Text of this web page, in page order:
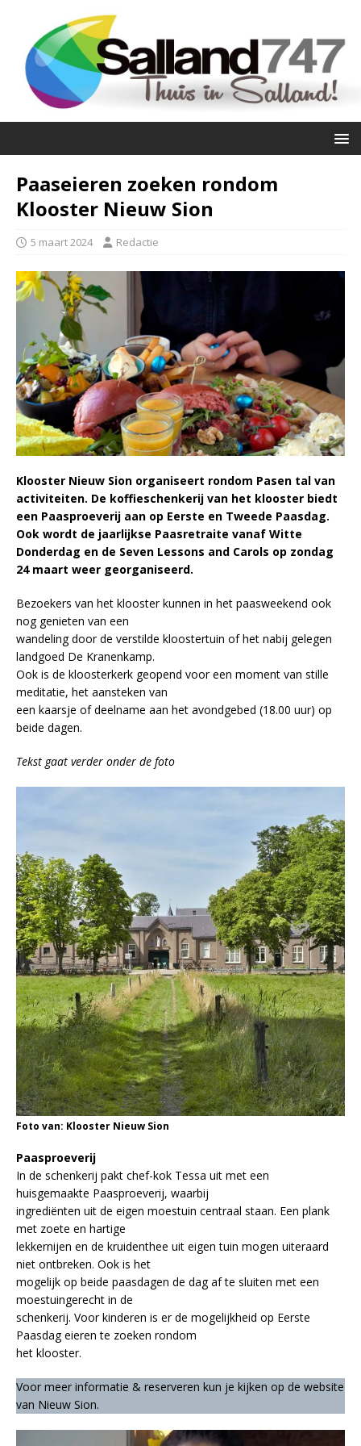
Paaseieren zoeken rondom
Klooster Nieuw Sion
5 maart 2024 Redactie
Klooster Nieuw Sion organiseert rondom Pasen tal van
activiteiten. De koffieschenkerij van het klooster biedt
een Paasproeverij aan op Eerste en Tweede Paasdag.
Ook wordt de jaarlijkse Paasretraite vanaf Witte
Donderdag en de Seven Lessons and Carols op zondag
24 maart weer georganiseerd.
Bezoekers van het klooster kunnen in het paasweekend ook
nog genieten van een
wandeling door de verstilde kloostertuin of het nabij gelegen
landgoed De Kranenkamp.
Ook is de kloosterkerk geopend voor een moment van stille
meditatie, het aansteken van
een kaarsje of deelname aan het avondgebed (18.00 uur) op
beide dagen.
Tekst gaat verder onder de foto
Foto van: Klooster Nieuw Sion
Paasproeverij
In de schenkerij pakt chef-kok Tessa uit met een
huisgemaakte Paasproeverij, waarbij
ingrediënten uit de eigen moestuin centraal staan. Een plank
met zoete en hartige
lekkernijen en de kruidenthee uit eigen tuin mogen uiteraard
niet ontbreken. Ook is het
mogelijk op beide paasdagen de dag af te sluiten met een
moestuingerecht in de
schenkerij. Voor kinderen is er de mogelijkheid op Eerste
Paasdag eieren te zoeken rondom
het klooster.
Voor meer informatie & reserveren kun je kijken op de website
van Nieuw Sion.